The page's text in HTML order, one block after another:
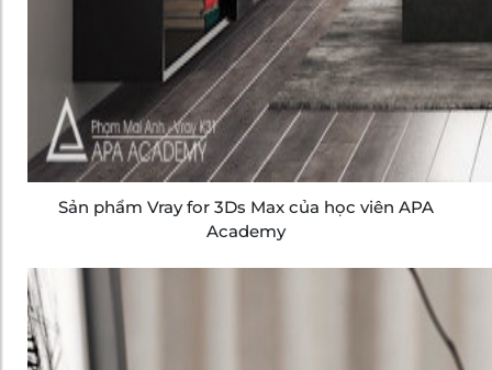
Sản phẩm Vray for 3Ds Max của học viên APA
Academy